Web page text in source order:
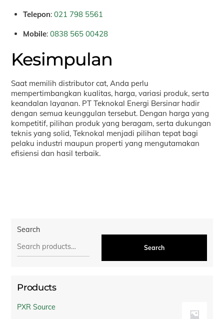
Telepon:021 798 5561
Mobile:0838 565 00428
Kesimpulan
Saat memilih distributor cat, Anda perlu
mempertimbangkan kualitas, harga, variasi produk, serta
keandalan layanan. PT Teknokal Energi Bersinar hadir
dengan semua keunggulan tersebut. Dengan harga yang
kompetitif, pilihan produk yang beragam, serta dukungan
teknis yang solid, Teknokal menjadi pilihan tepat bagi
pelaku industri maupun properti yang mengutamakan
efisiensi dan hasil terbaik.
Search
Search
Products
PXR Source